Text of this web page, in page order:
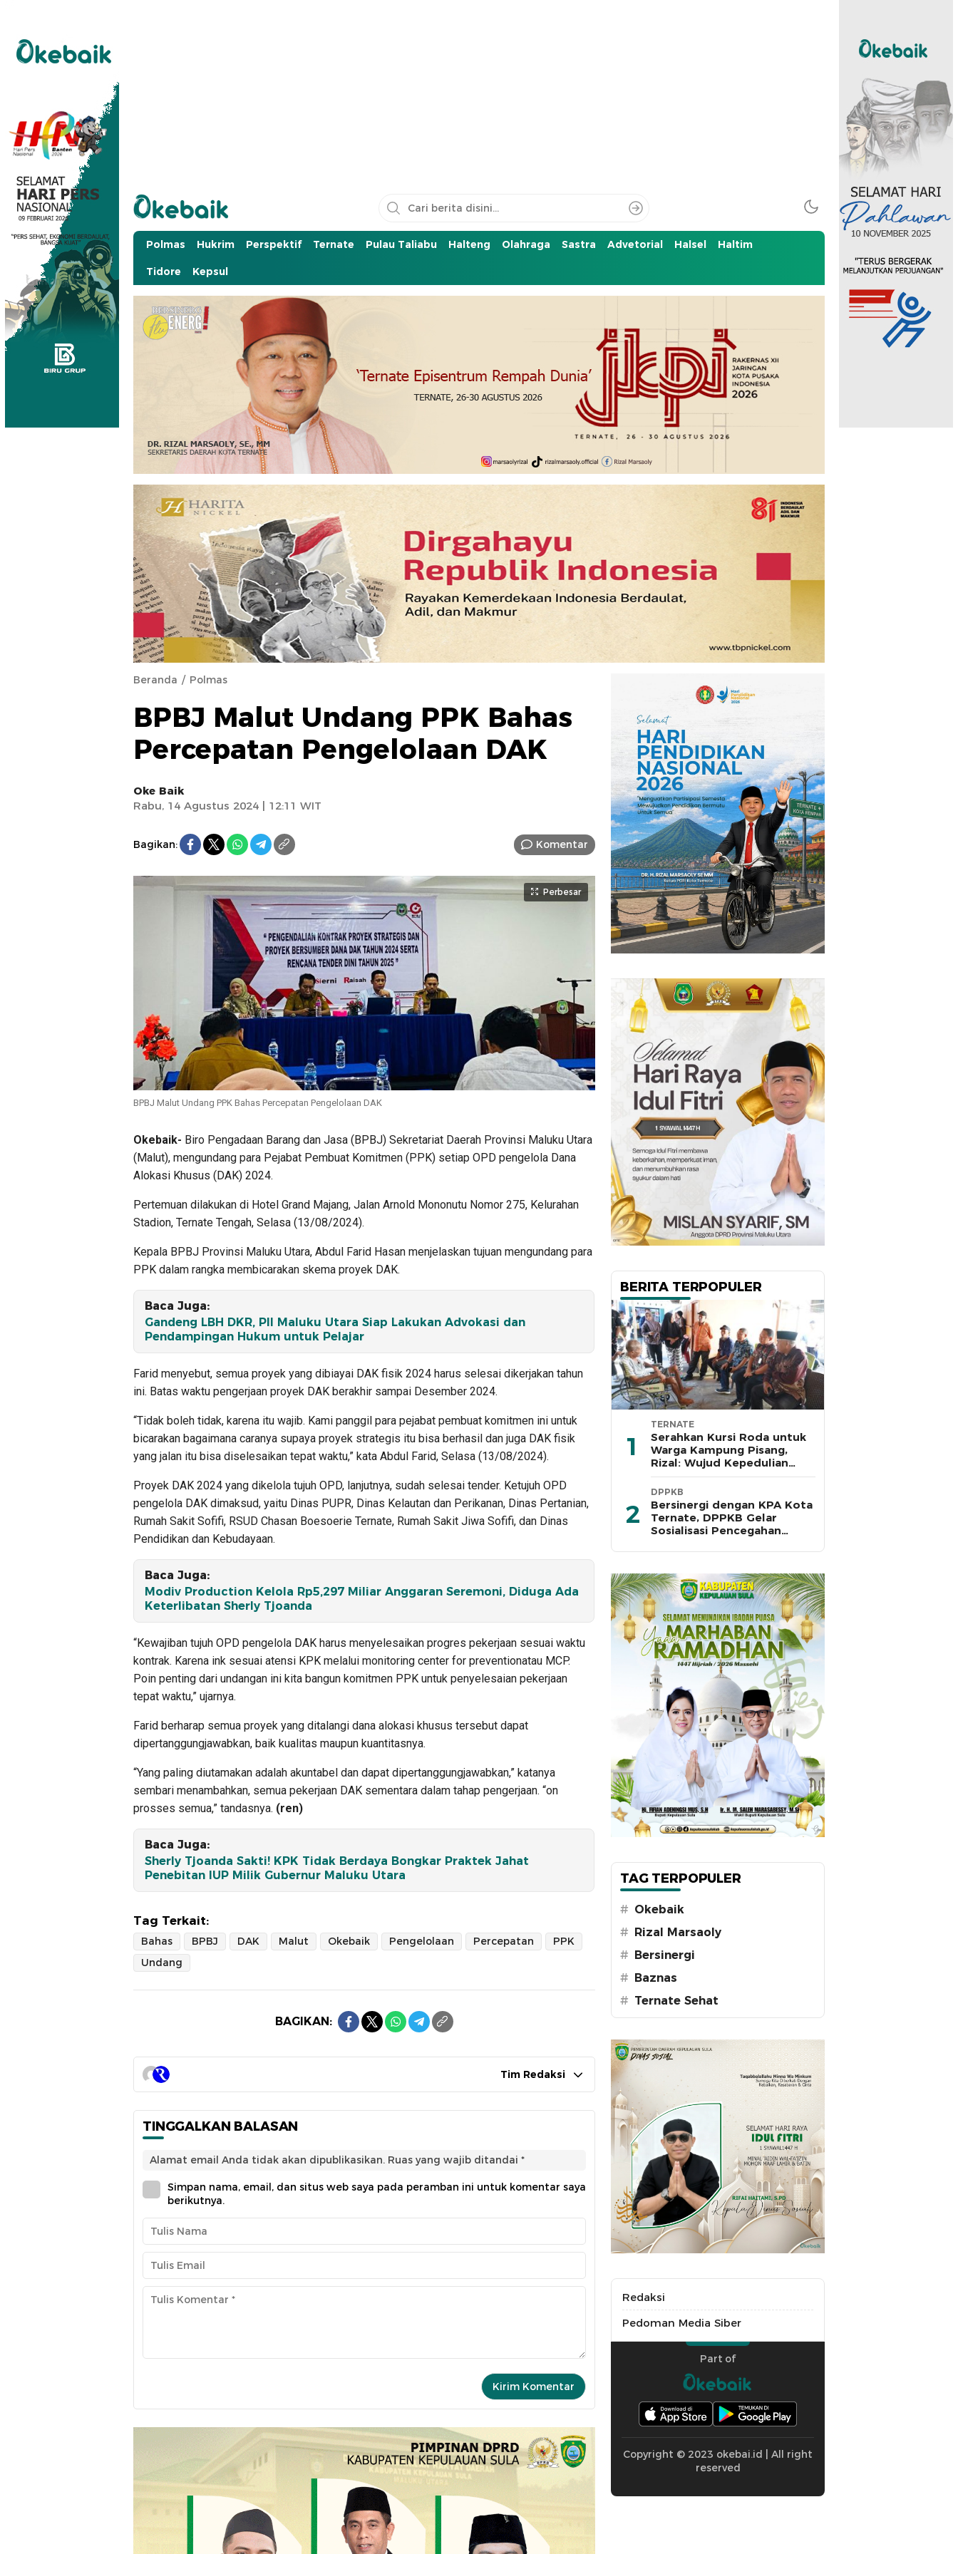
Okebaik.id
Baiknya Dibaca
Polmas Hukrim Perspektif Ternate Pulau Taliabu Halteng Olahraga Sastra Advetorial Halsel Haltim
Tidore Kepsul
Beranda Polmas
BPBJ Malut Undang PPK Bahas
Percepatan Pengelolaan DAK
Oke Baik
Rabu, 14 Agustus 2024 | 12:11 WIT
Bagikan: Komentar
Perbesar
BPBJ Malut Undang PPK Bahas Percepatan Pengelolaan DAK
Okebaik- Biro Pengadaan Barang dan Jasa (BPBJ) Sekretariat Daerah Provinsi Maluku Utara
(Malut), mengundang para Pejabat Pembuat Komitmen (PPK) setiap OPD pengelola Dana
Alokasi Khusus (DAK) 2024.
Pertemuan dilakukan di Hotel Grand Majang, Jalan Arnold Mononutu Nomor 275, Kelurahan
Stadion, Ternate Tengah, Selasa (13/08/2024).
Kepala BPBJ Provinsi Maluku Utara, Abdul Farid Hasan menjelaskan tujuan mengundang para
PPK dalam rangka membicarakan skema proyek DAK.
Baca Juga:
Gandeng LBH DKR, PII Maluku Utara Siap Lakukan Advokasi dan
Pendampingan Hukum untuk Pelajar
Farid menyebut, semua proyek yang dibiayai DAK fisik 2024 harus selesai dikerjakan tahun
ini. Batas waktu pengerjaan proyek DAK berakhir sampai Desember 2024.
“Tidak boleh tidak, karena itu wajib. Kami panggil para pejabat pembuat komitmen ini untuk
bicarakan bagaimana caranya supaya proyek strategis itu bisa berhasil dan juga DAK fisik
yang jalan itu bisa diselesaikan tepat waktu,” kata Abdul Farid, Selasa (13/08/2024).
Proyek DAK 2024 yang dikelola tujuh OPD, lanjutnya, sudah selesai tender. Ketujuh OPD
pengelola DAK dimaksud, yaitu Dinas PUPR, Dinas Kelautan dan Perikanan, Dinas Pertanian,
Rumah Sakit Sofifi, RSUD Chasan Boesoerie Ternate, Rumah Sakit Jiwa Sofifi, dan Dinas
Pendidikan dan Kebudayaan.
Baca Juga:
Modiv Production Kelola Rp5,297 Miliar Anggaran Seremoni, Diduga Ada
Keterlibatan Sherly Tjoanda
“Kewajiban tujuh OPD pengelola DAK harus menyelesaikan progres pekerjaan sesuai waktu
kontrak. Karena ink sesuai atensi KPK melalui monitoring center for preventionatau MCP.
Poin penting dari undangan ini kita bangun komitmen PPK untuk penyelesaian pekerjaan
tepat waktu,” ujarnya.
Farid berharap semua proyek yang ditalangi dana alokasi khusus tersebut dapat
dipertanggungjawabkan, baik kualitas maupun kuantitasnya.
“Yang paling diutamakan adalah akuntabel dan dapat dipertanggungjawabkan,” katanya
sembari menambahkan, semua pekerjaan DAK sementara dalam tahap pengerjaan. “on
prosses semua,” tandasnya. (ren)
Baca Juga:
Sherly Tjoanda Sakti! KPK Tidak Berdaya Bongkar Praktek Jahat
Penebitan IUP Milik Gubernur Maluku Utara
Tag Terkait:
Bahas BPBJ DAK Malut Okebaik Pengelolaan Percepatan
PPK
Undang
BAGIKAN:
Tim Redaksi
TINGGALKAN BALASAN
Alamat email Anda tidak akan dipublikasikan. Ruas yang wajib ditandai *
Simpan nama, email, dan situs web saya pada peramban ini untuk komentar saya
berikutnya.
BERITA TERPOPULER
1
TERNATE
Serahkan Kursi Roda untuk
Warga Kampung Pisang,
Rizal: Wujud Kepedulian
Pemkot dan Baznas Ternate
2
DPPKB
Bersinergi dengan KPA Kota
Ternate, DPPKB Gelar
Sosialisasi Pencegahan
TAG TERPOPULER
# Okebaik
# Rizal Marsaoly
# Bersinergi
# Baznas
# Ternate Sehat
Redaksi
Pedoman Media Siber
Part of
Copyright © 2023 okebai.id | All right
reserved